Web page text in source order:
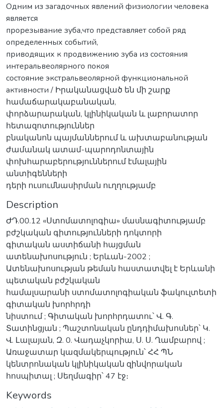
Одним из загадочных явлений физиологии человека
является
прорезывание зуба,что представляет собой ряд
определенных событий,
приводящих к продвижению зуба из состояния
интeральвеолярного покоя
состояние экстральвеолярной функциональной
активности / Իրականացված են մի շարք
համաճարակաբանական,
փորձարարական, կլինիկական և լաբորատոր
հետազոտություններ
բնականոն պայմաններում և ախտաբանության
ժամանակ ատամ-պարոդոնտային
փոխհարաբերություններում էմալային
անտիգենների
դերի ուսումնասիրման ուղղությամբ
Description
ԺԴ.00.12 «Ստոմատոլոգիա» մասնագիտությամբ
բժշկական գիտությունների դոկտորի
գիտական աստիճանի հայցման
ատենախոսություն ; Երևան-2002 ;
Ատենախոսության թեման հաստատվել է Երևանի
պետական բժշկական
համալսարանի ստոմատոլոգիական ֆակուլտետի
գիտական խորհրդի
նիստում ; Գիտական խորհրդատու՝ Վ. Գ.
Տատինցյան ; Պաշտոնական ընդդիմախոսներ՝ Կ.
Վ. Լալայան, Զ. 0. Վադաչկորիա, Ս. Ս. Ղամբարով ;
Առաջատար կազմակերպություն՝ ՀՀ ՊՆ
կենտրոնական կլինիկական զինվորական
հոսպիտալ ; Սեղմագիր՝ 47 էջ։
Keywords